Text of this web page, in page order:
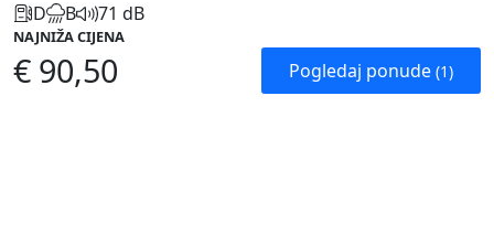
D B 71 dB
NAJNIŽA CIJENA
€ 90,50 Pogledaj ponude (1)